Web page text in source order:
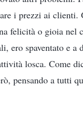
i prezzi ai
felicità o gioia nel
ero spaventato e
losca. Come
pensando a tutti